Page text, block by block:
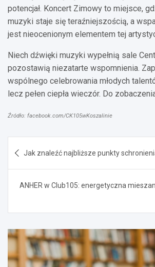
potencjał. Koncert Zimowy to miejsce,
muzyki staje się teraźniejszością, a
jest nieocenionym elementem tej
Niech dźwięki muzyki wypełnią sale
pozostawią niezatarte wspomnienia.
wspólnego celebrowania młodych
lecz pełen ciepła wieczór. Do
Źródło: facebook.com/CK105wKoszalinie
wpisu
Jak znaleźć najbliższe punkty
ANHER w Club105: energetyczna